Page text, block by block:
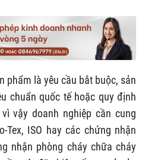
phẩm là yêu cầu bắt buộc, sản
chuẩn quốc tế hoặc quy định
vậy doanh nghiệp cần cung
Tex, ISO hay các chứng nhận
nhận phòng cháy chữa cháy